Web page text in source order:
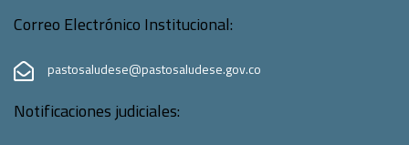
Correo Electrónico Institucional:
pastosaludese@pastosaludese.gov.co
Notificaciones judiciales: